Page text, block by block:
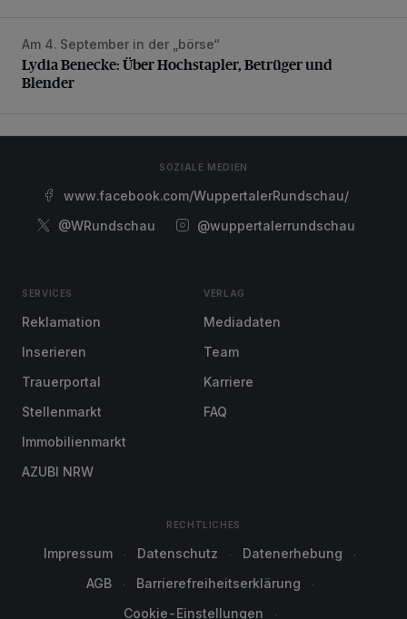
Lydia Benecke: Über Hochstapler, Betrüger und Blender
Am 4. September in der „börse“
Lydia Benecke: Über Hochstapler, Betrüger und
Blender
SOZIALE MEDIEN
www.facebook.com/WuppertalerRundschau/
@WRundschau
@wuppertalerrundschau
SERVICES
Reklamation
Inserieren
Trauerportal
Stellenmarkt
Immobilienmarkt
AZUBI NRW
VERLAG
Mediadaten
Team
Karriere
FAQ
RECHTLICHES
Impressum Datenschutz
Datenerhebung
AGB
Barrierefreiheitserklärung
Cookie-Einstellungen